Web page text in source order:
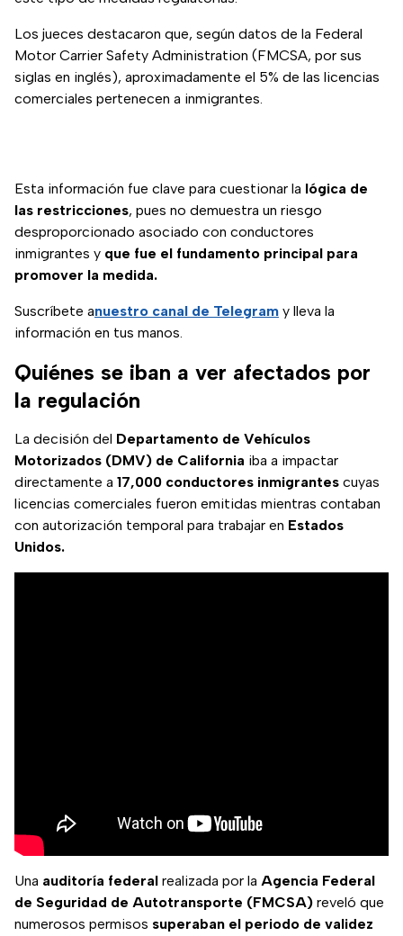
Los jueces destacaron que, según datos de la Federal
Motor Carrier Safety Administration (FMCSA, por sus
siglas en inglés), aproximadamente el 5% de las licencias
comerciales pertenecen a inmigrantes.
Esta información fue clave para cuestionar la lógica de
las restricciones, pues no demuestra un riesgo
desproporcionado asociado con conductores
inmigrantes y que fue el fundamento principal para
promover la medida.
Suscríbete anuestro canal de Telegram y lleva la
información en tus manos.
Quiénes se iban a ver afectados por
la regulación
La decisión del Departamento de Vehículos
Motorizados (DMV) de California iba a impactar
directamente a 17,000 conductores inmigrantes cuyas
licencias comerciales fueron emitidas mientras contaban
con autorización temporal para trabajar en Estados
Unidos.
Una auditoría federal realizada por la Agencia Federal
de Seguridad de Autotransporte (FMCSA) reveló que
numerosos permisos superaban el periodo de validez